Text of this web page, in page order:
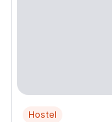
Hostel